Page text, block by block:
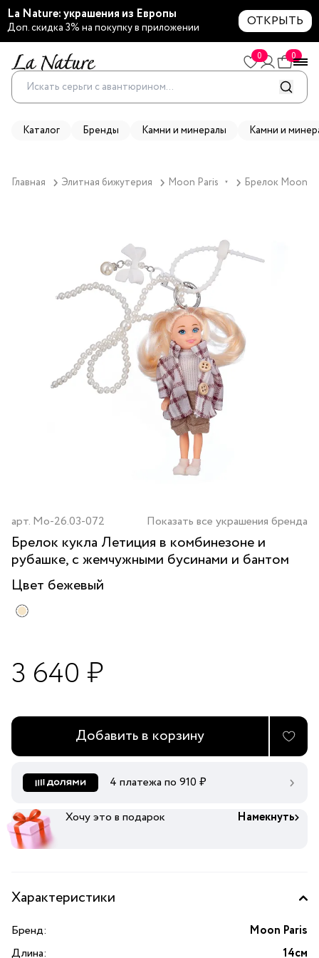
La Nature: украшения из Европы
Доп. скидка 3% на покупку в приложении ОТКРЫТЬ
0 0
Каталог Бренды Камни и минералы Камни и
Главная Элитная бижутерия Moon Paris ▼ Брелок Moon
арт. Mo-26.03-072 Показать все украшения бренда
Брелок кукла Летиция в комбинезоне и
рубашке, с жемчужными бусинами и бантом
Цвет бежевый
3 640 ₽
Добавить в корзину
4 платежа по 910 ₽
Хочу это в подарок Намекнуть
Характеристики
Бренд:
Moon Paris
Длина:
14см